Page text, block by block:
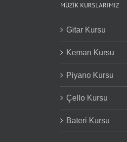
MÜZIK KURSLARIMIZ
Gitar Kursu
Keman Kursu
Piyano Kursu
Çello Kursu
Bateri Kursu